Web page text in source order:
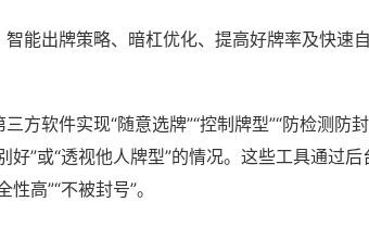
能出牌策略、暗杠优化、提高好牌率及快速自
方软件实现“随意选牌”“控制牌型”“防检测防封
”或“透视他人牌型”的情况。这些工具通过后
高”“不被封号”。